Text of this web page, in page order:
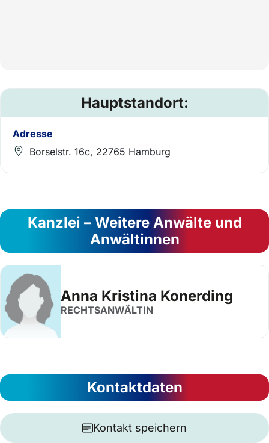
Hauptstandort:
Adresse
Borselstr. 16c, 22765 Hamburg
Kanzlei – Weitere Anwälte und
Anwältinnen
Anna Kristina Konerding
RECHTSANWÄLTIN
Kontaktdaten
Kontakt speichern